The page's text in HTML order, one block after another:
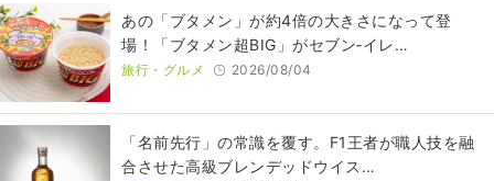
あの「ブタメン」が約4倍の大きさになって登
場！「ブタメン超BIG」がセブン‐イレ…
旅行・グルメ 2026/08/04
​​「名前先行」の常識を覆す。F1王者が職人技を融
合させた高級ブレンデッドウイス…